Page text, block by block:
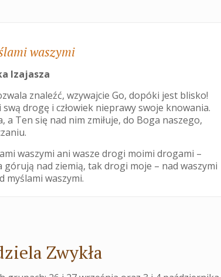
waszymi
Izajasza
znaleźć, wzywajcie Go, dopóki jest blisko!
drogę i człowiek nieprawy swoje knowania.
a Ten się nad nim zmiłuje, do Boga naszego,
waszymi ani wasze drogi moimi drogami –
górują nad ziemią, tak drogi moje – nad waszymi
myślami waszymi.
Zwykła